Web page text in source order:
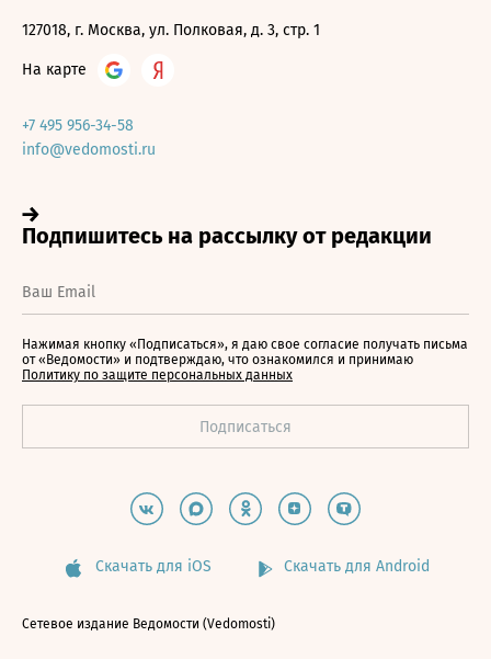
127018, г. Москва, ул. Полковая, д. 3, стр. 1
На карте
+7 495 956-34-58
info@vedomosti.ru
Нажимая кнопку «Подписаться», я даю свое согласие получать письма
от «Ведомости» и подтверждаю, что ознакомился и принимаю
Политику по защите персональных данных
Скачать для iOS Скачать для Android
Сетевое издание Ведомости (Vedomosti)